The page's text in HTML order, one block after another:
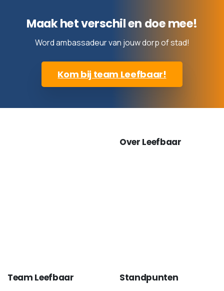
Maak het verschil en doe mee!
Word ambassadeur van jouw dorp of stad!
Kom bij team Leefbaar!
Over Leefbaar
Team Leefbaar Standpunten